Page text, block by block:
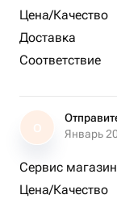
Цена/Качество
Доставка
Соответствие
О
Январь
Сервис
Цена/Качество